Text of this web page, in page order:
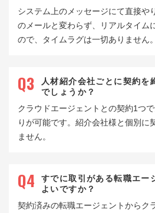
システム上のメッセージにて直接や
のメールと変わらず、リアルタイム
ので、タイムラグは一切ありません。
人材紹介会社ごとに契約を
でしょうか？
クラウドエージェントとの契約1つ
りが可能です。紹介会社様と個別に
ません。
すでに取引がある転職エー
よいですか？
契約済みの転職エージェントからク